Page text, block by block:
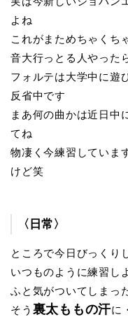
よね
これがまためちゃくち
音大行っとる人やった
フォルテは大学中に遊
反省中です
まあ何の曲かは近日中
てね
物凄く今練習していま
けど笑
〈日常〉
ところで今日びっくり
いつものように練習し
ふと気がついてしまっ
そう 裏太ももの汗に